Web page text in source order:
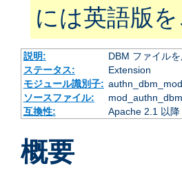
には英語版
説明:
DBM ファイル
ステータス:
Extension
モジュール識別子:
ソースファイル:
互換性:
Apache 2.1 以降
概要